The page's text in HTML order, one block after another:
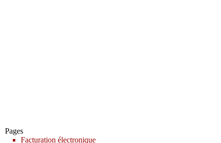
Pages
Facturation électronique